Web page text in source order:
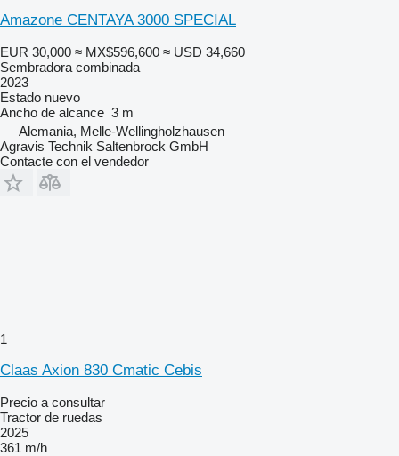
Amazone CENTAYA 3000 SPECIAL
EUR 30,000 ≈ MX$596,600 ≈ USD 34,660
Sembradora combinada
2023
Estado nuevo
Ancho de alcance 3 m
Alemania, Melle-Wellingholzhausen
Agravis Technik Saltenbrock GmbH
Contacte con el vendedor
1
Claas Axion 830 Cmatic Cebis
Precio a consultar
Tractor de ruedas
2025
361 m/h